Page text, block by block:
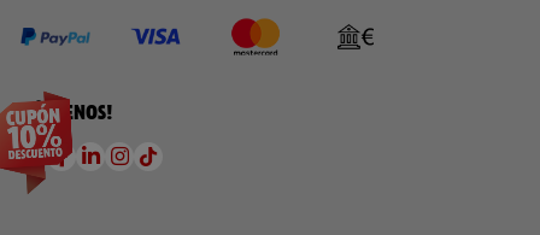
¡SÍGUENOS!